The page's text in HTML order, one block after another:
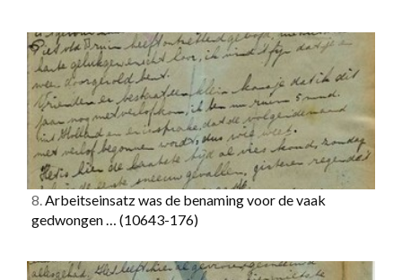
8.Arbeitseinsatz was de benaming voor de vaak
gedwongen … (10643-176)